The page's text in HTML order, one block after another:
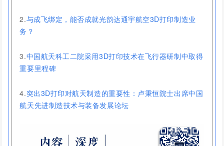
2.与成飞绑定，能否成就光韵达通宇航空3D打印制造业
务？
3.中国航天科工二院采用3D打印技术在飞行器研制中取得
重要里程碑
4.突出3D打印对航天制造的重要性：卢秉恒院士出席中国
航天先进制造技术与装备发展论坛